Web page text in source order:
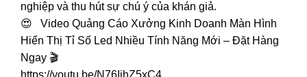
nghiệp và thu hút sự chú ý của khán giả.
😍 Video Quảng Cáo Xưởng Kinh Doanh Màn Hình
Hiển Thị Tỉ Số Led Nhiều Tính Năng Mới – Đặt Hàng
Ngay 🎬